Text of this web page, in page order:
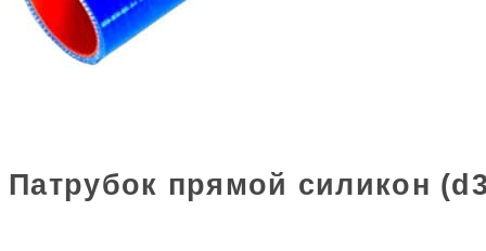
Патрубок прямой силикон